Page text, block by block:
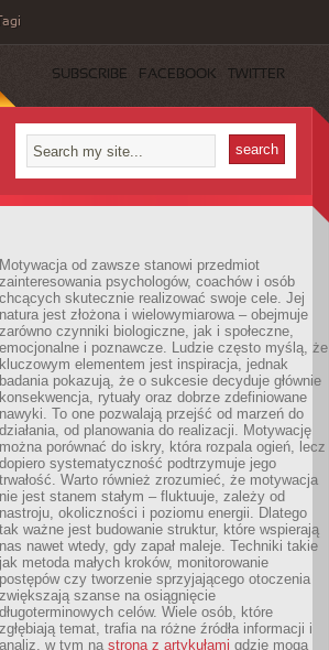
Tagi
SUBSCRIBE FACEBOOK TWITTER
Motywacja od zawsze stanowi przedmiot
zainteresowania psychologów, coachów i osób
chcących skutecznie realizować swoje cele. Jej
natura jest złożona i wielowymiarowa – obejmuje
zarówno czynniki biologiczne, jak i społeczne,
emocjonalne i poznawcze. Ludzie często myślą, że
kluczowym elementem jest inspiracja, jednak
badania pokazują, że o sukcesie decyduje głównie
konsekwencja, rytuały oraz dobrze zdefiniowane
nawyki. To one pozwalają przejść od marzeń do
działania, od planowania do realizacji. Motywację
można porównać do iskry, która rozpala ogień, lecz
dopiero systematyczność podtrzymuje jego
trwałość. Warto również zrozumieć, że motywacja
nie jest stanem stałym – fluktuuje, zależy od
nastroju, okoliczności i poziomu energii. Dlatego
tak ważne jest budowanie struktur, które wspierają
nas nawet wtedy, gdy zapał maleje. Techniki takie
jak metoda małych kroków, monitorowanie
postępów czy tworzenie sprzyjającego otoczenia
zwiększają szanse na osiągnięcie
długoterminowych celów. Wiele osób, które
zgłębiają temat, trafia na różne źródła informacji i
analiz, w tym na strona z artykułami gdzie mogą